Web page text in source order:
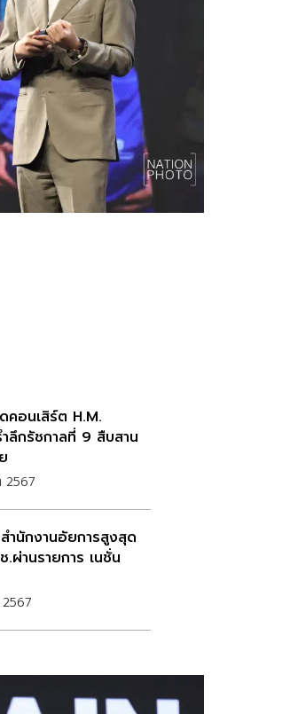
คอนเสิร์ต H.M.
ลึกรัชกาลที่ 9 สืบสาน
2567
ำนักงานอัยการสูงสุด
ผ่านรายการ เนชั่น